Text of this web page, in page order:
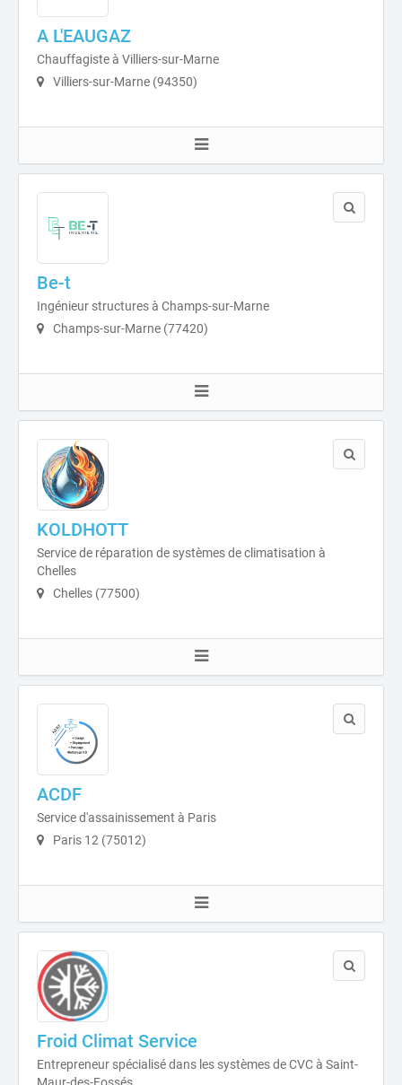
A L'EAUGAZ
Chauffagiste à Villiers-sur-Marne
Villiers-sur-Marne (94350)
Be-t
Ingénieur structures à Champs-sur-Marne
Champs-sur-Marne (77420)
KOLDHOTT
Service de réparation de systèmes de climatisation à
Chelles
Chelles (77500)
ACDF
Service d'assainissement à Paris
Paris 12 (75012)
Froid Climat Service
Entrepreneur spécialisé dans les systèmes de CVC à Saint-